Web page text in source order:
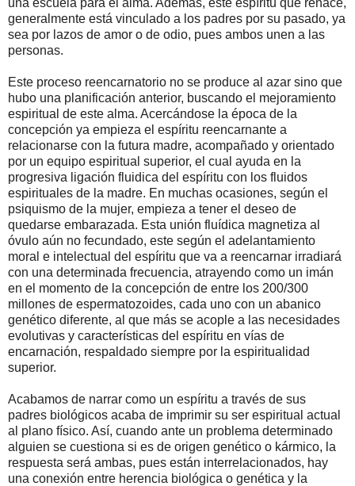
generalmente está vinculado a los padres por su pasado, ya
sea por lazos de amor o de odio, pues ambos unen a las
personas.
Este proceso reencarnatorio no se produce al azar sino que
hubo una planificación anterior, buscando el mejoramiento
espiritual de este alma. Acercándose la época de la
concepción ya empieza el espíritu reencarnante a
relacionarse con la futura madre, acompañado y orientado
por un equipo espiritual superior, el cual ayuda en la
progresiva ligación fluidica del espíritu con los fluidos
espirituales de la madre. En muchas ocasiones, según el
psiquismo de la mujer, empieza a tener el deseo de
quedarse embarazada. Esta unión fluídica magnetiza al
óvulo aún no fecundado, este según el adelantamiento
moral e intelectual del espíritu que va a reencarnar irradiará
con una determinada frecuencia, atrayendo como un imán
en el momento de la concepción de entre los 200/300
millones de espermatozoides, cada uno con un abanico
genético diferente, al que más se acople a las necesidades
evolutivas y características del espíritu en vías de
encarnación, respaldado siempre por la espiritualidad
superior.
Acabamos de narrar como un espíritu a través de sus
padres biológicos acaba de imprimir su ser espiritual actual
al plano físico. Así, cuando ante un problema determinado
alguien se cuestiona si es de origen genético o kármico, la
respuesta será ambas, pues están interrelacionados, hay
una conexión entre herencia biológica o genética y la